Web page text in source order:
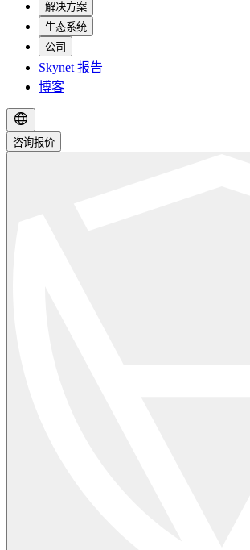
解决方案
生态系统
公司
Skynet 报告
博客
咨询报价